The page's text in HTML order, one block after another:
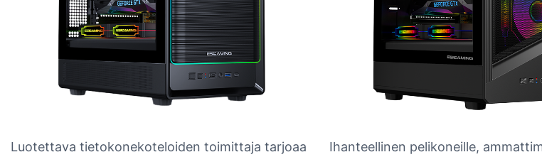
Luotettava tietokonekoteloiden toimittaja tarjoaa
Ihanteellinen pelikoneille,